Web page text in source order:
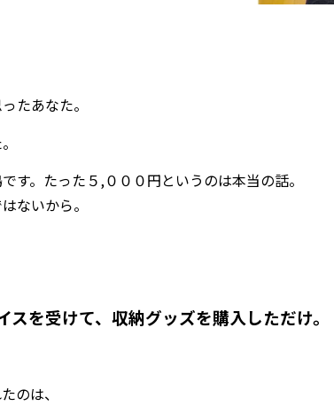
たあなた。
す。たった５,０００円というのは本当の話。
ないから。
スを受けて、収納グッズを購入しただけ。
のは、